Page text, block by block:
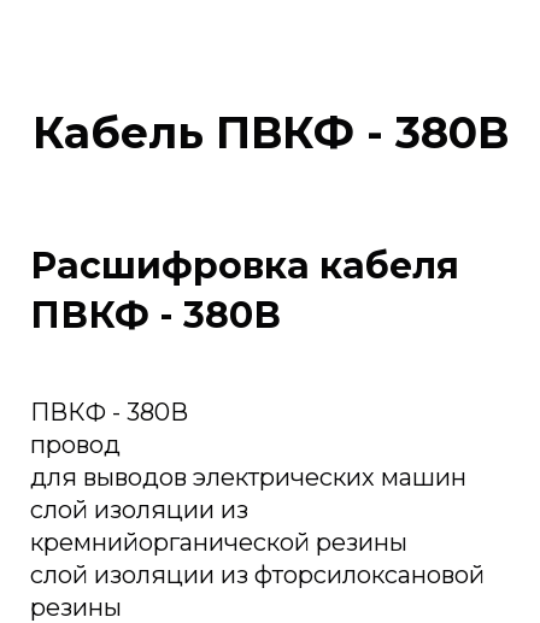
Кабель ПВКФ - 380В
Расшифровка кабеля
ПВКФ - 380В
ПВКФ - 380В
провод
для выводов электрических машин
слой изоляции из
кремнийорганической резины
слой изоляции из фторсилоксановой
резины